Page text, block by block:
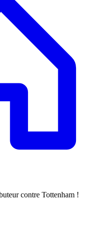
contre Tottenham !